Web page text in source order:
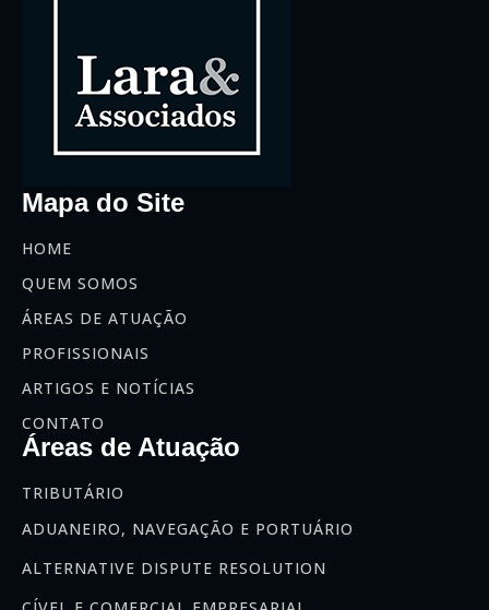
Mapa do Site
HOME
QUEM SOMOS
ÁREAS DE ATUAÇÃO
PROFISSIONAIS
ARTIGOS E NOTÍCIAS
CONTATO
Áreas de Atuação
TRIBUTÁRIO
ADUANEIRO, NAVEGAÇÃO E PORTUÁRIO
ALTERNATIVE DISPUTE RESOLUTION